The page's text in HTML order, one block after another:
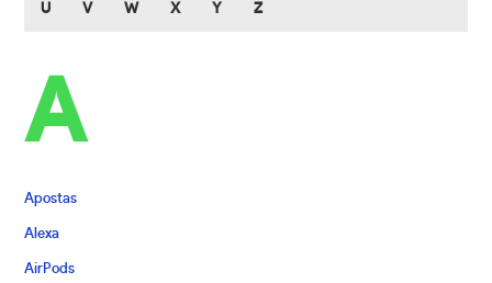
U V W X Y Z
A
Apostas
Alexa
AirPods